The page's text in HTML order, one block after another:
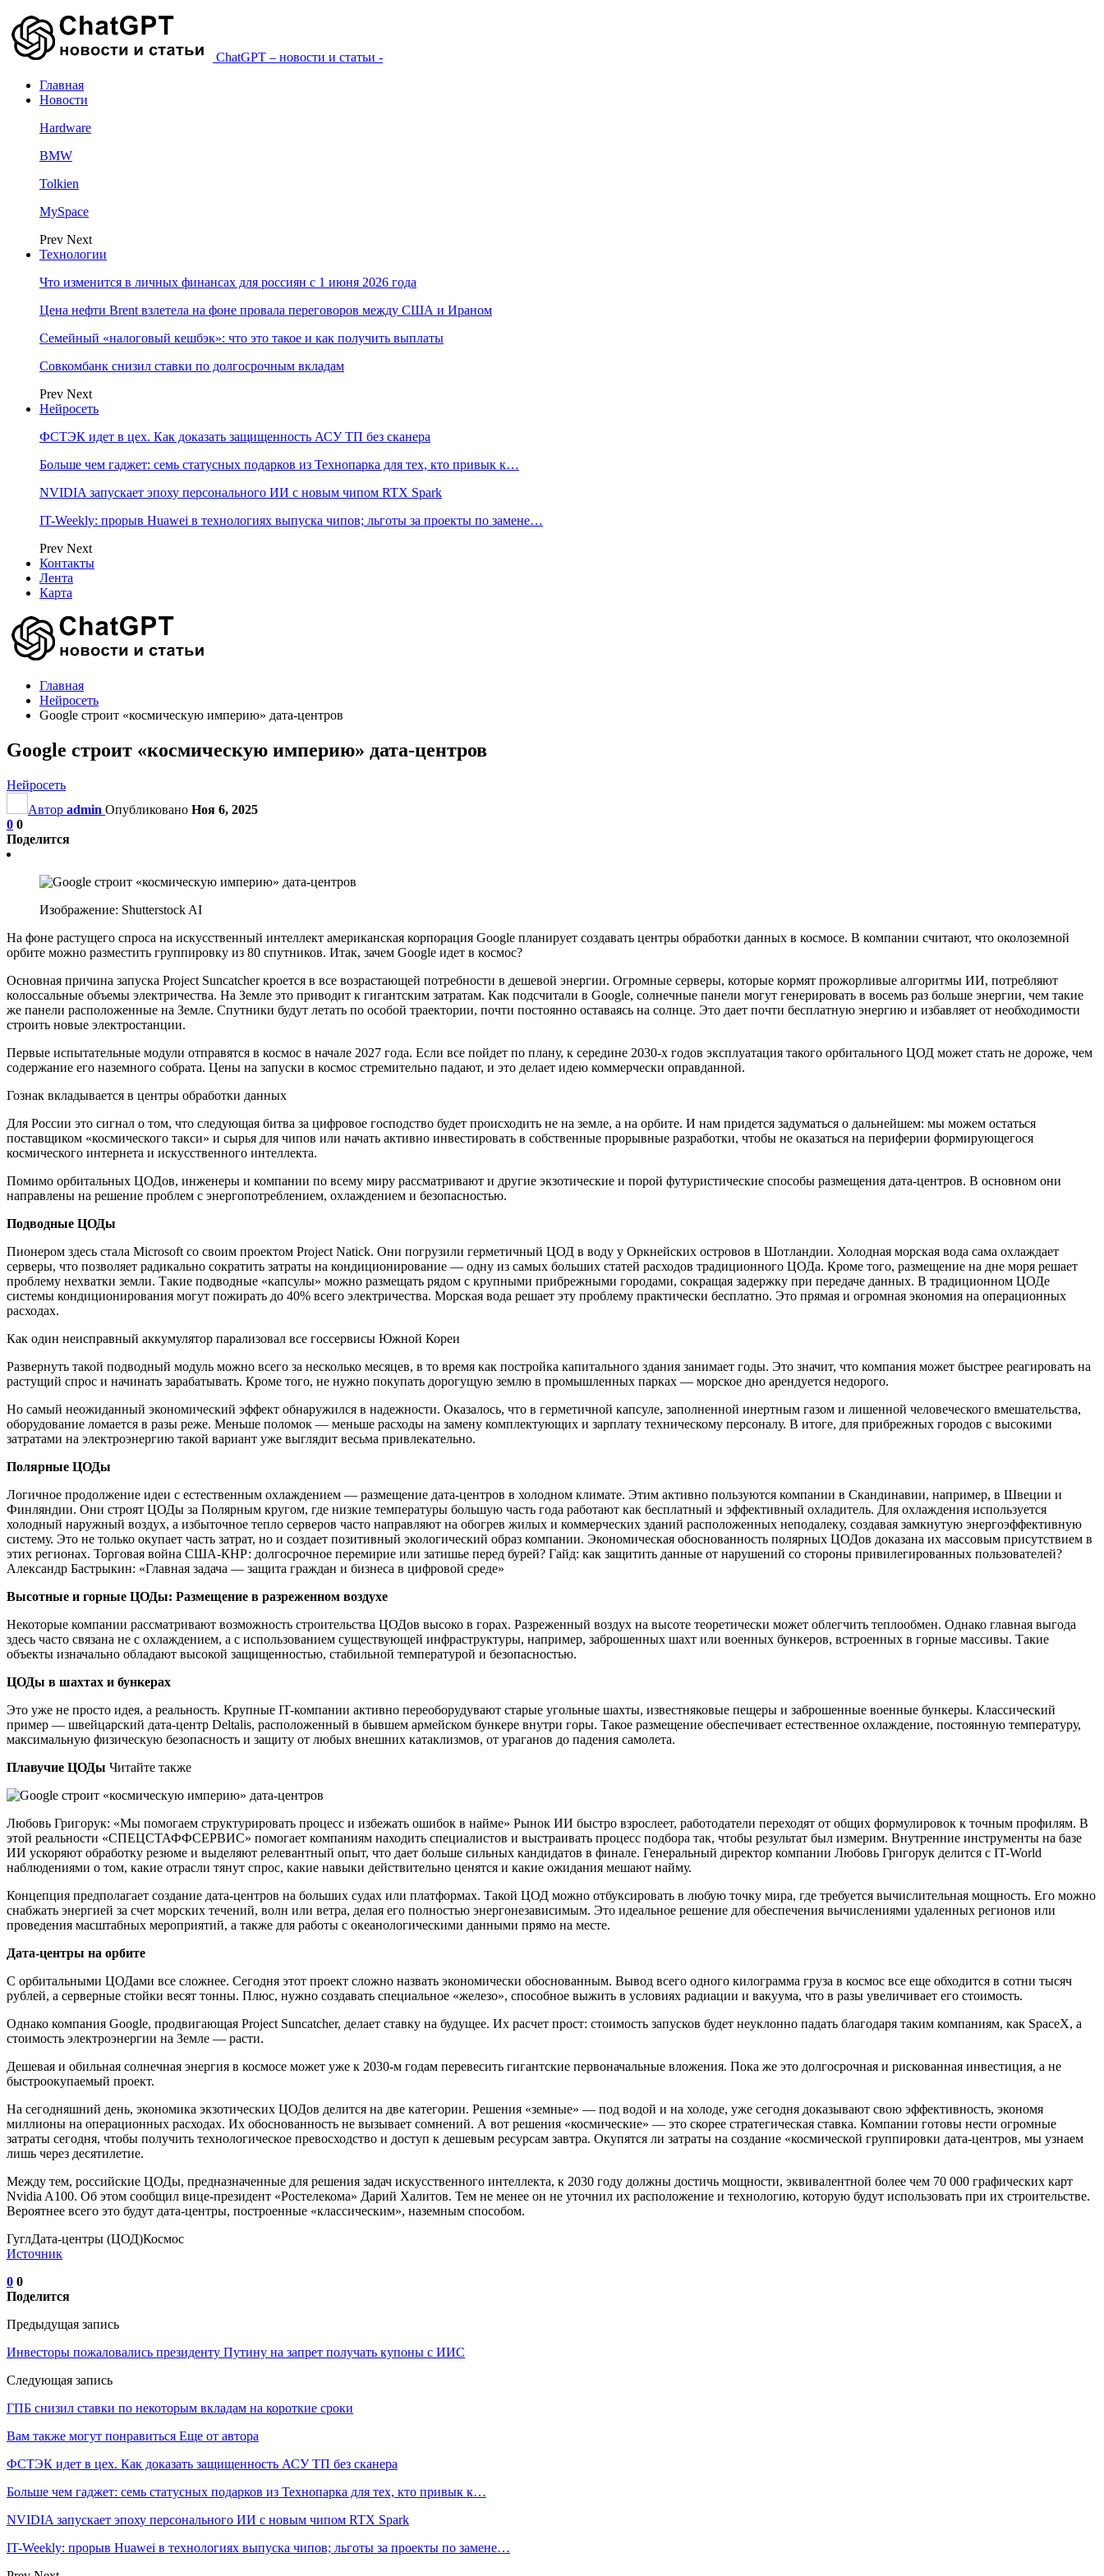
ChatGPT – новости и статьи -
Главная
Новости
Hardware
BMW
Tolkien
MySpace
Prev Next
Технологии
Что изменится в личных финансах для россиян с 1 июня 2026 года
Цена нефти Brent взлетела на фоне провала переговоров между США и Ираном
Семейный «налоговый кешбэк»: что это такое и как получить выплаты
Совкомбанк снизил ставки по долгосрочным вкладам
Prev Next
Нейросеть
ФСТЭК идет в цех. Как доказать защищенность АСУ ТП без сканера
Больше чем гаджет: семь статусных подарков из Технопарка для тех, кто привык к…
NVIDIA запускает эпоху персонального ИИ с новым чипом RTX Spark
IT-Weekly: прорыв Huawei в технологиях выпуска чипов; льготы за проекты по замене…
Prev Next
Контакты
Лента
Карта
Главная
Нейросеть
Google строит «космическую империю» дата-центров
Google строит «космическую империю» дата-центров
Нейросеть
Автор admin Опубликовано Ноя 6, 2025
0 0
Поделится
Изображение: Shutterstock AI
На фоне растущего спроса на искусственный интеллект американская корпорация Google планирует создавать центры обработки данных в космосе. В компании считают, что околоземной
орбите можно разместить группировку из 80 спутников. Итак, зачем Google идет в космос?
Основная причина запуска Project Suncatcher кроется в все возрастающей потребности в дешевой энергии. Огромные серверы, которые кормят прожорливые алгоритмы ИИ, потребляют
колоссальные объемы электричества. На Земле это приводит к гигантским затратам. Как подсчитали в Google, солнечные панели могут генерировать в восемь раз больше энергии, чем такие
же панели расположенные на Земле. Спутники будут летать по особой траектории, почти постоянно оставаясь на солнце. Это дает почти бесплатную энергию и избавляет от необходимости
строить новые электростанции.
Первые испытательные модули отправятся в космос в начале 2027 года. Если все пойдет по плану, к середине 2030-х годов эксплуатация такого орбитального ЦОД может стать не дороже, чем
содержание его наземного собрата. Цены на запуски в космос стремительно падают, и это делает идею коммерчески оправданной.
Гознак вкладывается в центры обработки данных
Для России это сигнал о том, что следующая битва за цифровое господство будет происходить не на земле, а на орбите. И нам придется задуматься о дальнейшем: мы можем остаться
поставщиком «космического такси» и сырья для чипов или начать активно инвестировать в собственные прорывные разработки, чтобы не оказаться на периферии формирующегося
космического интернета и искусственного интеллекта.
Помимо орбитальных ЦОДов, инженеры и компании по всему миру рассматривают и другие экзотические и порой футуристические способы размещения дата-центров. В основном они
направлены на решение проблем с энергопотреблением, охлаждением и безопасностью.
Подводные ЦОДы
Пионером здесь стала Microsoft со своим проектом Project Natick. Они погрузили герметичный ЦОД в воду у Оркнейских островов в Шотландии. Холодная морская вода сама охлаждает
серверы, что позволяет радикально сократить затраты на кондиционирование — одну из самых больших статей расходов традиционного ЦОДа. Кроме того, размещение на дне моря решает
проблему нехватки земли. Такие подводные «капсулы» можно размещать рядом с крупными прибрежными городами, сокращая задержку при передаче данных. В традиционном ЦОДе
системы кондиционирования могут пожирать до 40% всего электричества. Морская вода решает эту проблему практически бесплатно. Это прямая и огромная экономия на операционных
расходах.
Как один неисправный аккумулятор парализовал все госсервисы Южной Кореи
Развернуть такой подводный модуль можно всего за несколько месяцев, в то время как постройка капитального здания занимает годы. Это значит, что компания может быстрее реагировать на
растущий спрос и начинать зарабатывать. Кроме того, не нужно покупать дорогущую землю в промышленных парках — морское дно арендуется недорого.
Но самый неожиданный экономический эффект обнаружился в надежности. Оказалось, что в герметичной капсуле, заполненной инертным газом и лишенной человеческого вмешательства,
оборудование ломается в разы реже. Меньше поломок — меньше расходы на замену комплектующих и зарплату техническому персоналу. В итоге, для прибрежных городов с высокими
затратами на электроэнергию такой вариант уже выглядит весьма привлекательно.
Полярные ЦОДы
Логичное продолжение идеи с естественным охлаждением — размещение дата-центров в холодном климате. Этим активно пользуются компании в Скандинавии, например, в Швеции и
Финляндии. Они строят ЦОДы за Полярным кругом, где низкие температуры большую часть года работают как бесплатный и эффективный охладитель. Для охлаждения используется
холодный наружный воздух, а избыточное тепло серверов часто направляют на обогрев жилых и коммерческих зданий расположенных неподалеку, создавая замкнутую энергоэффективную
систему. Это не только окупает часть затрат, но и создает позитивный экологический образ компании. Экономическая обоснованность полярных ЦОДов доказана их массовым присутствием в
этих регионах. Торговая война США-КНР: долгосрочное перемирие или затишье перед бурей? Гайд: как защитить данные от нарушений со стороны привилегированных пользователей?
Александр Бастрыкин: «Главная задача — защита граждан и бизнеса в цифровой среде»
Высотные и горные ЦОДы: Размещение в разреженном воздухе
Некоторые компании рассматривают возможность строительства ЦОДов высоко в горах. Разреженный воздух на высоте теоретически может облегчить теплообмен. Однако главная выгода
здесь часто связана не с охлаждением, а с использованием существующей инфраструктуры, например, заброшенных шахт или военных бункеров, встроенных в горные массивы. Такие
объекты изначально обладают высокой защищенностью, стабильной температурой и безопасностью.
ЦОДы в шахтах и бункерах
Это уже не просто идея, а реальность. Крупные IT-компании активно переоборудувают старые угольные шахты, известняковые пещеры и заброшенные военные бункеры. Классический
пример — швейцарский дата-центр Deltalis, расположенный в бывшем армейском бункере внутри горы. Такое размещение обеспечивает естественное охлаждение, постоянную температуру,
максимальную физическую безопасность и защиту от любых внешних катаклизмов, от ураганов до падения самолета.
Плавучие ЦОДы Читайте также
Любовь Григорук: «Мы помогаем структурировать процесс и избежать ошибок в найме» Рынок ИИ быстро взрослеет, работодатели переходят от общих формулировок к точным профилям. В
этой реальности «СПЕЦСТАФФСЕРВИС» помогает компаниям находить специалистов и выстраивать процесс подбора так, чтобы результат был измерим. Внутренние инструменты на базе
ИИ ускоряют обработку резюме и выделяют релевантный опыт, что дает больше сильных кандидатов в финале. Генеральный директор компании Любовь Григорук делится с IT-World
наблюдениями о том, какие отрасли тянут спрос, какие навыки действительно ценятся и какие ожидания мешают найму.
Концепция предполагает создание дата-центров на больших судах или платформах. Такой ЦОД можно отбуксировать в любую точку мира, где требуется вычислительная мощность. Его можно
снабжать энергией за счет морских течений, волн или ветра, делая его полностью энергонезависимым. Это идеальное решение для обеспечения вычислениями удаленных регионов или
проведения масштабных мероприятий, а также для работы с океанологическими данными прямо на месте.
Дата-центры на орбите
С орбитальными ЦОДами все сложнее. Сегодня этот проект сложно назвать экономически обоснованным. Вывод всего одного килограмма груза в космос все еще обходится в сотни тысяч
рублей, а серверные стойки весят тонны. Плюс, нужно создавать специальное «железо», способное выжить в условиях радиации и вакуума, что в разы увеличивает его стоимость.
Однако компания Google, продвигающая Project Suncatcher, делает ставку на будущее. Их расчет прост: стоимость запусков будет неуклонно падать благодаря таким компаниям, как SpaceX, а
стоимость электроэнергии на Земле — расти.
Дешевая и обильная солнечная энергия в космосе может уже к 2030-м годам перевесить гигантские первоначальные вложения. Пока же это долгосрочная и рискованная инвестиция, а не
быстроокупаемый проект.
На сегодняшний день, экономика экзотических ЦОДов делится на две категории. Решения «земные» — под водой и на холоде, уже сегодня доказывают свою эффективность, экономя
миллионы на операционных расходах. Их обоснованность не вызывает сомнений. А вот решения «космические» — это скорее стратегическая ставка. Компании готовы нести огромные
затраты сегодня, чтобы получить технологическое превосходство и доступ к дешевым ресурсам завтра. Окупятся ли затраты на создание «космической группировки дата-центров, мы узнаем
лишь через десятилетие.
Между тем, российские ЦОДы, предназначенные для решения задач искусственного интеллекта, к 2030 году должны достичь мощности, эквивалентной более чем 70 000 графических карт
Nvidia A100. Об этом сообщил вице-президент «Ростелекома» Дарий Халитов. Тем не менее он не уточнил их расположение и технологию, которую будут использовать при их строительстве.
Вероятнее всего это будут дата-центры, построенные «классическим», наземным способом.
ГуглДaтa-центры (ЦОД)Космос
Источник
0 0
Поделится
Предыдущая запись
Инвесторы пожаловались президенту Путину на запрет получать купоны с ИИС
Следующая запись
ГПБ снизил ставки по некоторым вкладам на короткие сроки
Вам также могут понравиться Еще от автора
ФСТЭК идет в цех. Как доказать защищенность АСУ ТП без сканера
Больше чем гаджет: семь статусных подарков из Технопарка для тех, кто привык к…
NVIDIA запускает эпоху персонального ИИ с новым чипом RTX Spark
IT-Weekly: прорыв Huawei в технологиях выпуска чипов; льготы за проекты по замене…